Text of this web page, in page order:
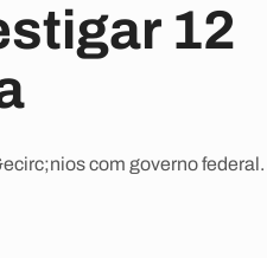
12
com governo federal.